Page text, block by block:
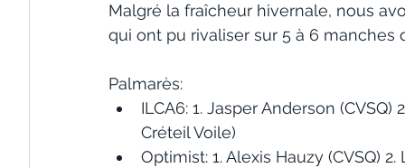
Malgré la fraîcheur hivernale, nous
qui ont pu rivaliser sur 5 à 6
Palmarès:
ILCA6: 1. Jasper Anderson
Créteil Voile)
Optimist: 1. Alexis Hauzy (CVSQ)